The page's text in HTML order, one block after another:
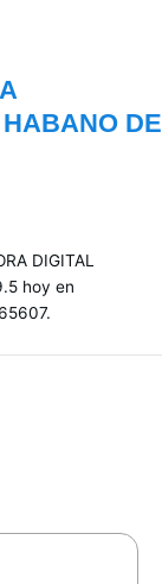
DE
DIGITAL
hoy en